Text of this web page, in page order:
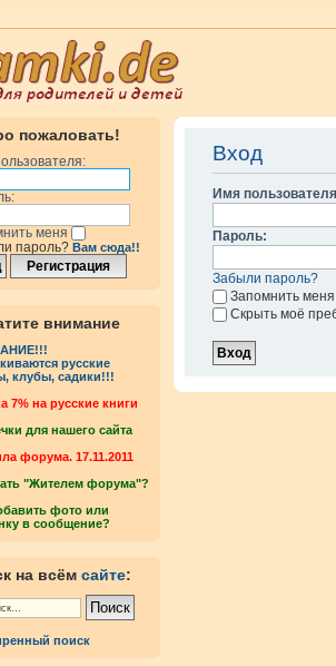
пожаловать!
меня
пароль? Вам сюда!!
внимание
русские
клубы, садики!!!
7% на русские книги
для нашего сайта
форума. 17.11.2011
"Жителем форума"?
фото или
в сообщение?
на всём сайте:
поиск
Вход
Имя
Пароль:
Забыли пароль?
Запомнить меня
Скрыть моё